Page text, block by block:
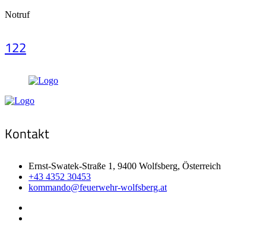
Notruf
122
Kontakt
Ernst-Swatek-Straße 1, 9400 Wolfsberg, Österreich
+43 4352 30453
kommando@feuerwehr-wolfsberg.at